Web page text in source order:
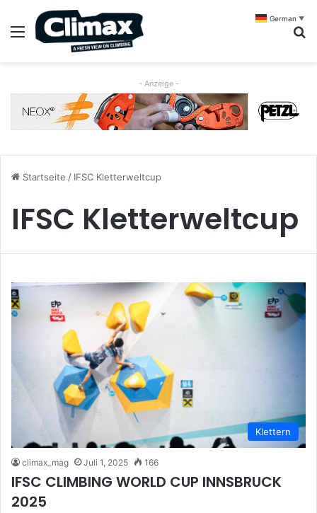
Menü
- Anzeige -
Startseite / IFSC Kletterweltcup
IFSC Kletterweltcup
Klettern
climax_mag Juli 1, 2025 166
IFSC CLIMBING WORLD CUP INNSBRUCK
2025
German ▼